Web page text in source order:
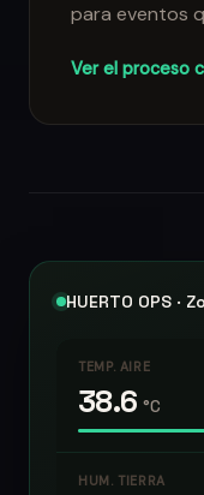
para eventos
Ver el proceso
HUERTO OPS ·
TEMP. AIRE
38.6 °C
HUM. TIERRA